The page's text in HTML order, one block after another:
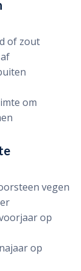
of zout
om
vegen
op
op